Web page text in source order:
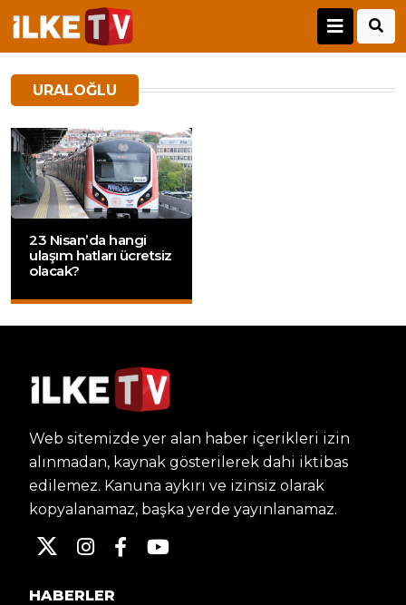
URALOĞLU
23 Nisan’da hangi
ulaşım hatları ücretsiz
olacak?
Web sitemizde yer alan haber içerikleri izin
alınmadan, kaynak gösterilerek dahi iktibas
edilemez. Kanuna aykırı ve izinsiz olarak
kopyalanamaz, başka yerde yayınlanamaz.
HABERLER